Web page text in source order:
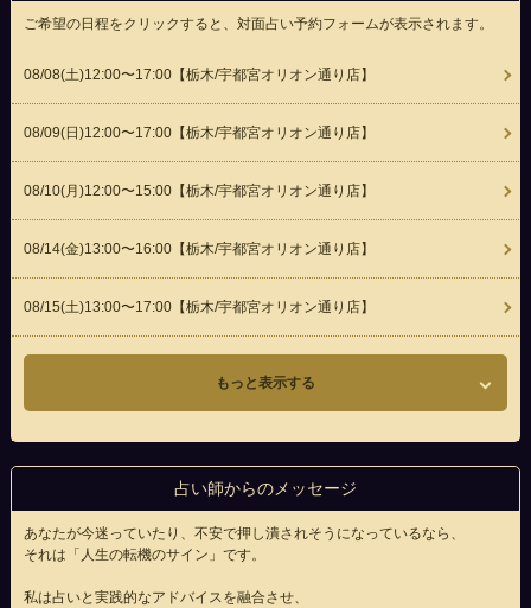
ご希望の日程をクリックすると、対面占い予約フォームが表示されます。
08/08(土)12:00〜17:00【栃木/宇都宮オリオン通り店】
08/09(日 )12:00〜17:00【栃木/宇都宮オリオン通り店】
08/10(月 )12:00〜15:00【栃木/宇都宮オリオン通り店】
08/14(金)13:00〜16:00【栃木/宇都宮オリオン通り店】
08/15(土)13:00〜17:00【栃木/宇都宮オリオン通り店】
もっと表示する
占い師からのメッセージ
あなたが今迷っていたり、不安で押し潰されそうになっているなら、
それは「人生の転機のサイン」です。
私は占いと実践的なアドバイスを融合させ、